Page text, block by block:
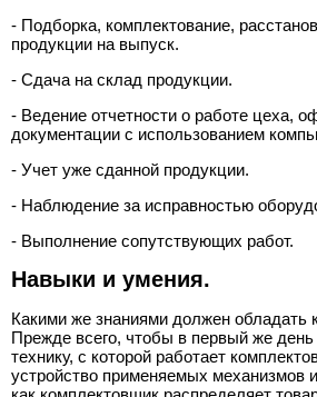
- Подборка, комплектование,
продукции на выпуск.
- Сдача на склад продукции.
- Ведение отчетности о работе цеха,
документации с использованием
- Учет уже сданной продукции.
- Наблюдение за исправностью
- Выполнение сопутствующих работ.
Навыки и умения.
Какими же знаниями должен обладать
Прежде всего, чтобы в первый же
технику, с которой работает
устройство применяемых механизмов